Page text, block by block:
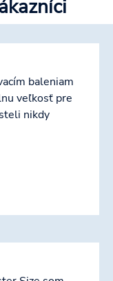
baleniam
veľkosť pre
nikdy